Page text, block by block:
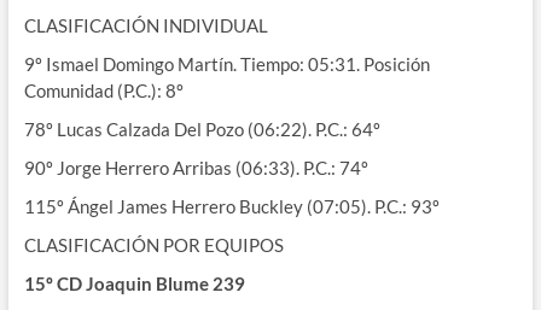
CLASIFICACIÓN INDIVIDUAL
9º Ismael Domingo Martín. Tiempo: 05:31. Posición
Comunidad (P.C.): 8º
78º Lucas Calzada Del Pozo (06:22). P.C.: 64º
90º Jorge Herrero Arribas (06:33). P.C.: 74º
115º Ángel James Herrero Buckley (07:05). P.C.: 93º
CLASIFICACIÓN POR EQUIPOS
15º CDJoaquin Blume 239